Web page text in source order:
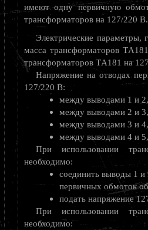
имеют одну первичную
трансформаторов на 127/220 В.
Электрические параметры,
масса трансформаторов
трансформаторов ТA181 на
Напряжение на отводах
127/220 В:
между выводами 1 и
между выводами 2 и
между выводами 3 и
между выводами 4 и
При использовании
необходимо:
соединить выводы 1
первичных обмоток
подать напряжение
При использовании
необходимо: